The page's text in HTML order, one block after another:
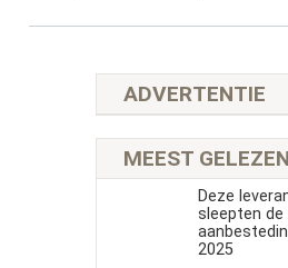
ADVERTENTIE
MEEST GELEZEN
Deze
sleepten
2025